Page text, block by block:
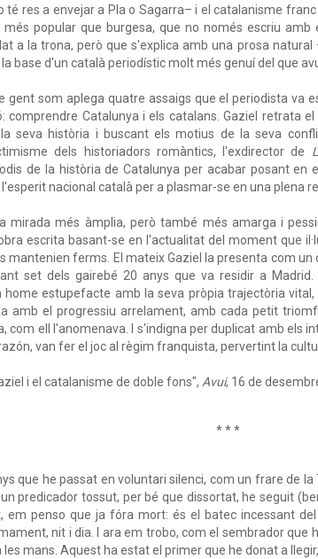
té res a envejar a Pla o Sagarra– i el catalanisme
més popular que burgesa, que no només escriu
a la trona, però que s'explica amb una prosa
base d'un català periodístic molt més genuí del que
gent som aplega quatre assaigs que el periodista va
comprendre Catalunya i els catalans. Gaziel retrata
seva història i buscant els motius de la seva
dels historiadors romàntics, l'exdirector de
de la història de Catalunya per acabar posant en
nacional català per a plasmar-se en una plena
mirada més àmplia, però també més amarga i
escrita basant-se en l'actualitat del moment que
mantenien ferms. El mateix Gaziel la presenta com
set dels gairebé 20 anys que va residir a Madrid.
home estupefacte amb la seva pròpia trajectòria
amb el progressiu arrelament, amb cada petit
com ell l'anomenava. I s'indigna per duplicat amb els
van fer el joc al règim franquista, pervertint la
i el catalanisme de doble fons", Avui, 16 de
* * *
que he passat en voluntari silenci, com un frare de
predicador tossut, per bé que dissortat, he seguit
em penso que ja fóra mort: és el batec incessant
nit i dia. I ara em trobo, com el sembrador que
les mans. Aquest ha estat el primer que he donat a